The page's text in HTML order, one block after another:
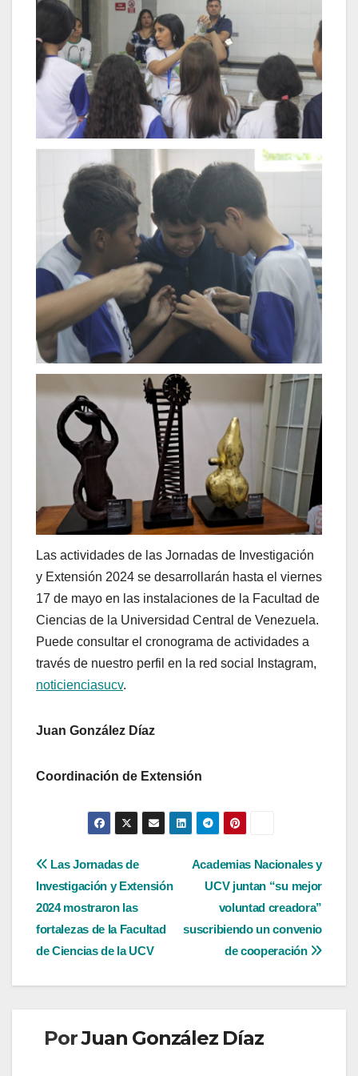
Las actividades de las Jornadas de Investigación
y Extensión 2024 se desarrollarán hasta el viernes
17 de mayo en las instalaciones de la Facultad de
Ciencias de la Universidad Central de Venezuela.
Puede consultar el cronograma de actividades a
través de nuestro perfil en la red social Instagram,
noticienciasucv.
Juan González Díaz
Coordinación de Extensión
Navegación
de
entradas
Academias Nacionales y
UCV juntan “su mejor
voluntad creadora”
suscribiendo un convenio
de cooperación
Las Jornadas de
Investigación y Extensión
2024 mostraron las
fortalezas de la Facultad
de Ciencias de la UCV
PorJuan González Díaz